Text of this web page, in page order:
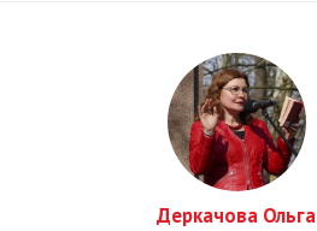
Деркачова Ольга